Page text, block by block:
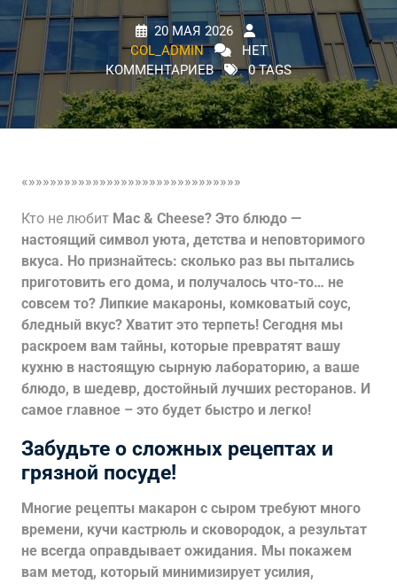
20 МАЯ 2026
COL_ADMIN
НЕТ
КОММЕНТАРИЕВ
0 TAGS
«»»»»»»»»»»»»»»»»»»»»»»»»»»»»»»
Кто не любит Mac & Cheese? Это блюдо —
настоящий символ уюта, детства и неповторимого
вкуса. Но признайтесь: сколько раз вы пытались
приготовить его дома, и получалось что-то… не
совсем то? Липкие макароны, комковатый соус,
бледный вкус? Хватит это терпеть! Сегодня мы
раскроем вам тайны, которые превратят вашу
кухню в настоящую сырную лабораторию, а ваше
блюдо, в шедевр, достойный лучших ресторанов. И
самое главное – это будет быстро и легко!
Забудьте о сложных рецептах и
грязной посуде!
Многие рецепты макарон с сыром требуют много
времени, кучи кастрюль и сковородок, а результат
не всегда оправдывает ожидания. Мы покажем
вам метод, который минимизирует усилия,